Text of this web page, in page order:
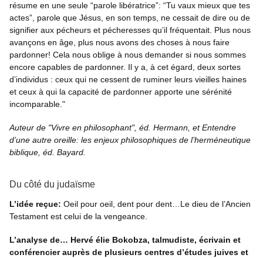
résume en une seule “parole libératrice”: “Tu vaux mieux que tes
actes”, parole que Jésus, en son temps, ne cessait de dire ou de
signifier aux pécheurs et pécheresses qu’il fréquentait. Plus nous
avançons en âge, plus nous avons des choses à nous faire
pardonner! Cela nous oblige à nous demander si nous sommes
encore capables de pardonner. Il y a, à cet égard, deux sortes
d’individus : ceux qui ne cessent de ruminer leurs vieilles haines
et ceux à qui la capacité de pardonner apporte une sérénité
incomparable."
Auteur de "Vivre en philosophant", éd. Hermann, et Entendre
d’une autre oreille: les enjeux philosophiques de l’herméneutique
biblique, éd. Bayard.
Du côté du judaïsme
L’idée reçue: Oeil pour oeil, dent pour dent…Le dieu de l’Ancien
Testament est celui de la vengeance.
L’analyse de… Hervé élie Bokobza, talmudiste, écrivain et
conférencier auprès de plusieurs centres d’études juives et